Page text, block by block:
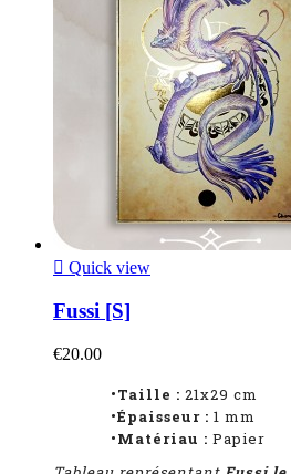
 Quick view
Fussi [S]
€20.00
•Taille : 21x29 cm
•Épaisseur : 1 mm
•Matériau : Papier